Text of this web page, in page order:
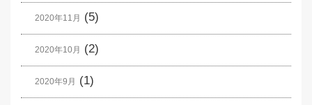
2020年11月 (5)
2020年10月 (2)
2020年9月 (1)